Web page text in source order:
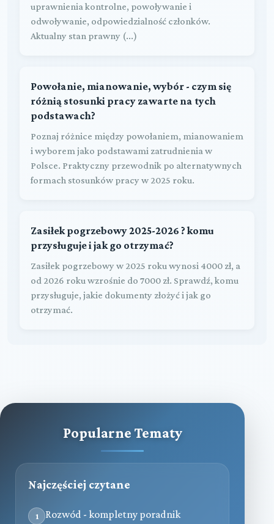
uprawnienia kontrolne, powoływanie i
odwoływanie, odpowiedzialność członków.
Aktualny stan prawny (...)
Powołanie, mianowanie, wybór - czym się
różnią stosunki pracy zawarte na tych
podstawach?
Poznaj różnice między powołaniem, mianowaniem
i wyborem jako podstawami zatrudnienia w
Polsce. Praktyczny przewodnik po alternatywnych
formach stosunków pracy w 2025 roku.
Zasiłek pogrzebowy 2025-2026 ? komu
przysługuje i jak go otrzymać?
Zasiłek pogrzebowy w 2025 roku wynosi 4000 zł, a
od 2026 roku wzrośnie do 7000 zł. Sprawdź, komu
przysługuje, jakie dokumenty złożyć i jak go
otrzymać.
Popularne Tematy
Najczęściej czytane
1
Rozwód - kompletny poradnik